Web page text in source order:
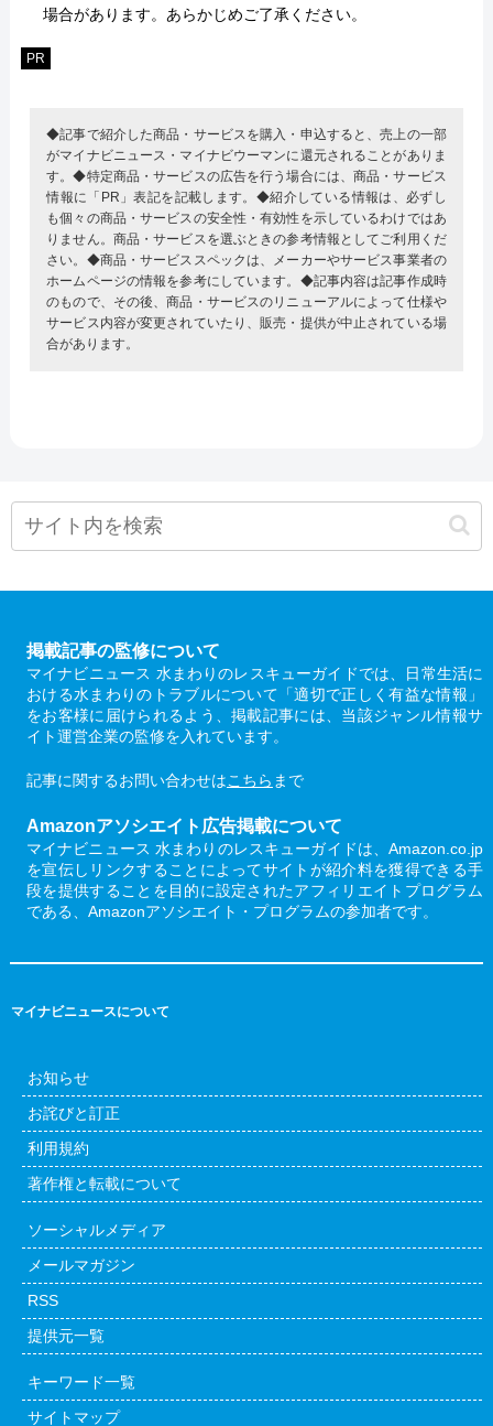
場合があります。あらかじめご了承ください。
PR
◆記事で紹介した商品・サービスを購入・申込すると、売上の一部
がマイナビニュース・マイナビウーマンに還元されることがありま
す。◆特定商品・サービスの広告を行う場合には、商品・サービス
情報に「PR」表記を記載します。◆紹介している情報は、必ずし
も個々の商品・サービスの安全性・有効性を示しているわけではあ
りません。商品・サービスを選ぶときの参考情報としてご利用くだ
さい。◆商品・サービススペックは、メーカーやサービス事業者の
ホームページの情報を参考にしています。◆記事内容は記事作成時
のもので、その後、商品・サービスのリニューアルによって仕様や
サービス内容が変更されていたり、販売・提供が中止されている場
合があります。
掲載記事の監修について
マイナビニュース 水まわりのレスキューガイドでは、日常生活に
おける水まわりのトラブルについて「適切で正しく有益な情報」
をお客様に届けられるよう、掲載記事には、当該ジャンル情報サ
イト運営企業の監修を入れています。
記事に関するお問い合わせはこちら まで
Amazonアソシエイト広告掲載について
マイナビニュース 水まわりのレスキューガイドは、Amazon.co.jp
を宣伝しリンクすることによってサイトが紹介料を獲得できる手
段を提供することを目的に設定されたアフィリエイトプログラム
である、Amazonアソシエイト・プログラムの参加者です。
マイナビニュースについて
お知らせ
お詫びと訂正
利用規約
著作権と転載について
ソーシャルメディア
メールマガジン
RSS
提供元一覧
キーワード一覧
サイトマップ